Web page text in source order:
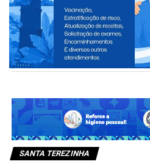
CLIQUE PARA
SANTA TEREZINHA